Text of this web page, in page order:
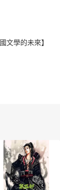
文學的未來】